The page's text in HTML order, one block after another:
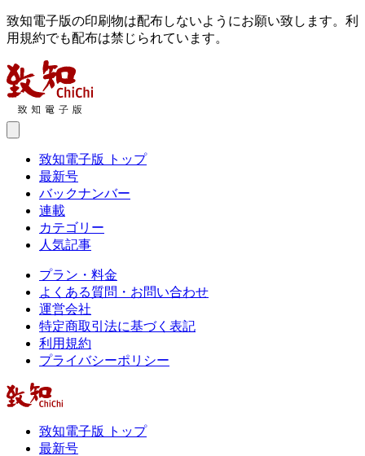
致知電子版の印刷物は配布しないようにお願い致します。利
用規約でも配布は禁じられています。
致知電子版 トップ
最新号
バックナンバー
連載
カテゴリー
人気記事
プラン・料金
よくある質問・お問い合わせ
運営会社
特定商取引法に基づく表記
利用規約
プライバシーポリシー
致知電子版 トップ
最新号